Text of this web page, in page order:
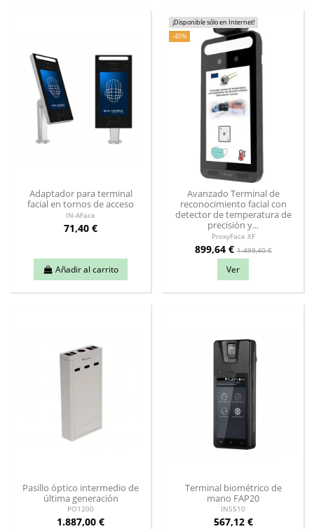
Adaptador para terminal
facial en tornos de acceso
IN-AFace
71,40 €
Añadir al carrito
¡Disponible sólo en Internet!
-40%
Avanzado Terminal de
reconocimiento facial con
detector de temperatura de
precisión y...
ProxyFace XF
899,64 €1.499,40 €
Ver
Pasillo óptico intermedio de
última generación
PO1200
1.887,00 €
Terminal biométrico de
mano FAP20
IN5510
567,12 €